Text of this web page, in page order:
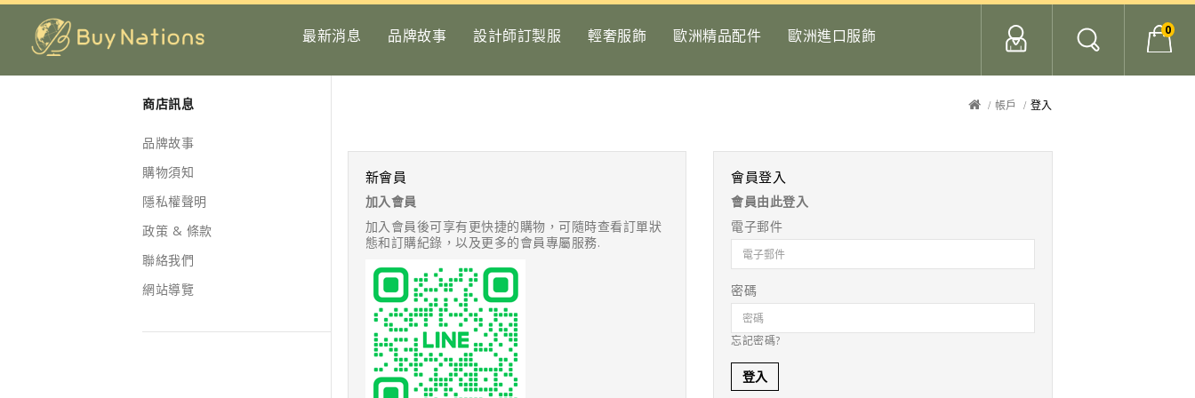
0
最新消息 品牌故事 設計師訂製服 輕奢服飾 歐洲精品配件 歐洲進口服飾
商店訊息
品牌故事
購物須知
隱私權聲明
政策 & 條款
聯絡我們
網站導覽
帳戶 登入
新會員
加入會員
加入會員後可享有更快捷的購物，可隨時查看訂單狀
態和訂購紀錄，以及更多的會員專屬服務.
會員登入
會員由此登入
電子郵件
密碼
忘記密碼?